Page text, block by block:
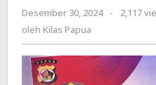
Baru
di
Kota
Desember 30, 2024
oleh
-
2,117
oleh Kilas Papua